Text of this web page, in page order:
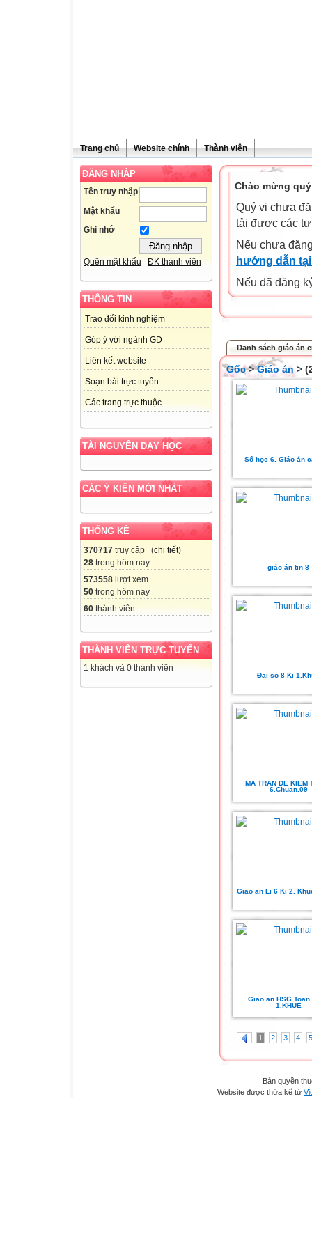
Trang chủ Website chính Thành viên
ĐĂNG NHẬP
Tên truy nhập
Mật khẩu
Ghi nhớ
Quên mật khẩu ĐK thành viên
THÔNG TIN
Trao đổi kinh nghiệm
Góp ý với ngành GD
Liên kết website
Soạn bài trực tuyến
Các trang trực thuộc
TÀI NGUYÊN DẠY HỌC
CÁC Ý KIẾN MỚI NHẤT
THỐNG KÊ
370717 truy cập (chi tiết)
28 trong hôm nay
573558 lượt xem
50 trong hôm nay
60 thành viên
THÀNH VIÊN TRỰC TUYẾN
1 khách và 0 thành viên
Chào mừng
Quý vị chưa
tải được các
Nếu chưa
hướng dẫn
Nếu đã đăng
Danh sách giáo án
Gốc>Giáo án >
Số học 6. Giáo án
giáo án tin 8
Đai so 8 Ki
MA TRAN DE KIEM
6.Chuan.09
Giao an Li 6 Ki 2.
Giao an HSG Toan
1.KHUE
1 2 3 4 5
Bản quyền
Website được thừa kế từ